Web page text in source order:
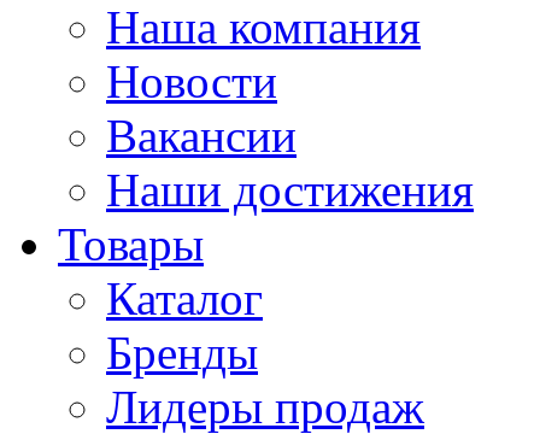
Наша компания
Новости
Вакансии
Наши достижения
Товары
Каталог
Бренды
Лидеры продаж